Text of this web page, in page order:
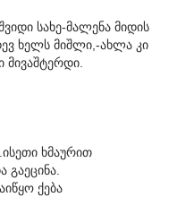
სახე-მალენა მიდის
ხელს მიშლი,-ახლა კი
ხმაურით
გაეცინა.
ქება